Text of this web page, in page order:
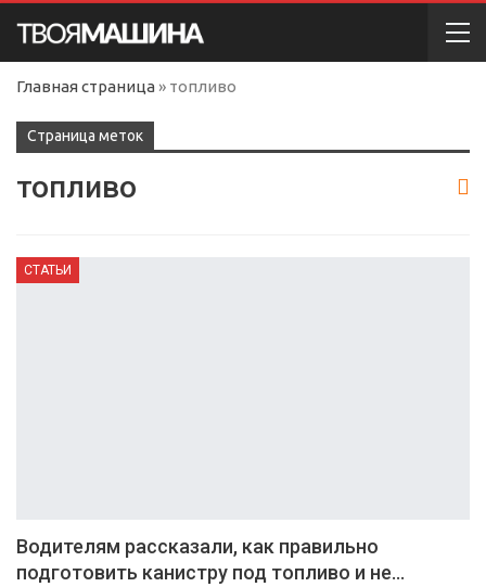
Главная страница » топливо
Cтраница меток
топливо
СТАТЬИ
Водителям рассказали, как правильно
подготовить канистру под топливо и не…